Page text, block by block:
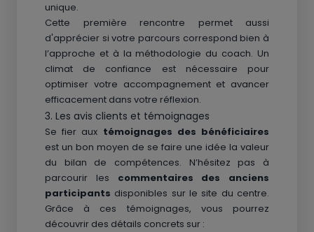
unique.
Cette première rencontre permet aussi
d'apprécier si votre parcours correspond bien à
l’approche et à la méthodologie du coach. Un
climat de confiance est nécessaire pour
optimiser votre accompagnement et avancer
efficacement dans votre réflexion.
3. Les avis clients et témoignages
Se fier aux témoignages des bénéficiaires
est un bon moyen de se faire une idée la valeur
du bilan de compétences. N’hésitez pas à
parcourir les commentaires des anciens
participants disponibles sur le site du centre.
Grâce à ces témoignages, vous pourrez
découvrir des détails concrets sur :